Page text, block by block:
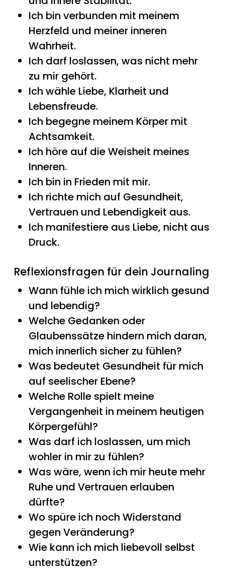
Ich bin verbunden mit meinem
Herzfeld und meiner inneren
Wahrheit.
Ich darf loslassen, was nicht mehr
zu mir gehört.
Ich wähle Liebe, Klarheit und
Lebensfreude.
Ich begegne meinem Körper mit
Achtsamkeit.
Ich höre auf die Weisheit meines
Inneren.
Ich bin in Frieden mit mir.
Ich richte mich auf Gesundheit,
Vertrauen und Lebendigkeit aus.
Ich manifestiere aus Liebe, nicht aus
Druck.
Reflexionsfragen für dein Journaling
Wann fühle ich mich wirklich gesund
und lebendig?
Welche Gedanken oder
Glaubenssätze hindern mich daran,
mich innerlich sicher zu fühlen?
Was bedeutet Gesundheit für mich
auf seelischer Ebene?
Welche Rolle spielt meine
Vergangenheit in meinem heutigen
Körpergefühl?
Was darf ich loslassen, um mich
wohler in mir zu fühlen?
Was wäre, wenn ich mir heute mehr
Ruhe und Vertrauen erlauben
dürfte?
Wo spüre ich noch Widerstand
gegen Veränderung?
Wie kann ich mich liebevoll selbst
unterstützen?